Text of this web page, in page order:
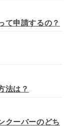
て申請するの？
法は？
クーバーのどち